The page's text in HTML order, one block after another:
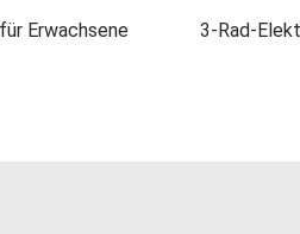
Erwachsene
3-Rad-